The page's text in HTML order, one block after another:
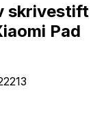
skrivestift
Pad